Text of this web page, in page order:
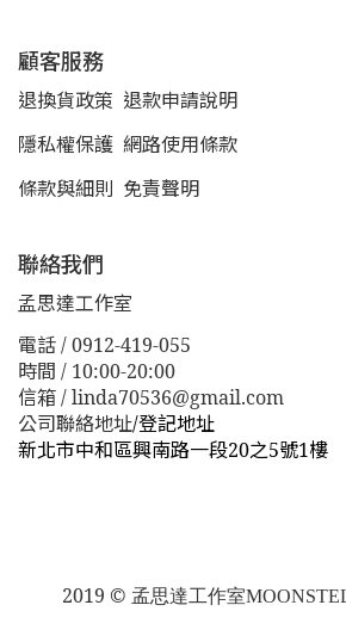
顧客服務
退換貨政策 退款申請說明
隱私權保護 網路使用條款
條款與細則 免責聲明
聯絡我們
孟思達工作室
電話 / 0912-419-055
時間 / 10:00-20:00
信箱 / linda70536@gmail.com
公司聯絡地址/登記地址
新北市中和區興南路一段20之5號1樓
2019 © 孟思達工作室